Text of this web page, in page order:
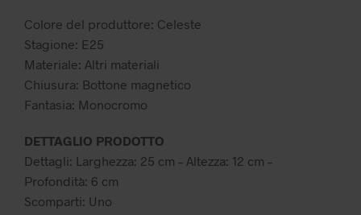
era:
Colore del produttore: Celeste
Stagione: E25
Materiale: Altri materiali
Chiusura: Bottone magnetico
Fantasia: Monocromo
DETTAGLIO PRODOTTO
Dettagli: Larghezza: 25 cm – Altezza: 12 cm –
Profondità: 6 cm
Scomparti: Uno